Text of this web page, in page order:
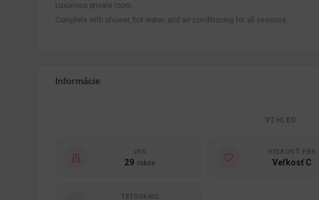
Luxurious private room.
Complete with shower, hot water, and air conditioning for all seasons.
Informácie
VZHLED
VEK
29 rokov
VEĽKOSŤ PŔS
Veľkosť C
TETOVANIE